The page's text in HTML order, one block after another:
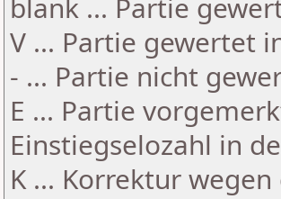
blank ... Partie
V ... Partie gewertet
- ... Partie nicht
E ... Partie
Einstiegselozahl in
K ... Korrektur